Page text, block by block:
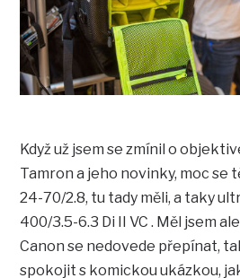
Když už jsem se zmínil o
Tamron a jeho novinky, moc se
24-70/2.8, tu tady měli, a taky
400/3.5-6.3 Di II VC . Měl jsem
Canon se nedovede přepínat,
spokojit s komickou ukázkou,